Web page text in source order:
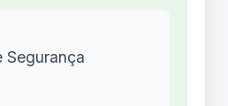
Segurança